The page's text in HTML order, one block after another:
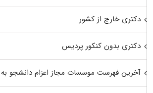
دکتری خارج از کشور
دکتری بدون کنکور پردیس
آخرین فهرست موسسات مجاز اعزام دانشجو